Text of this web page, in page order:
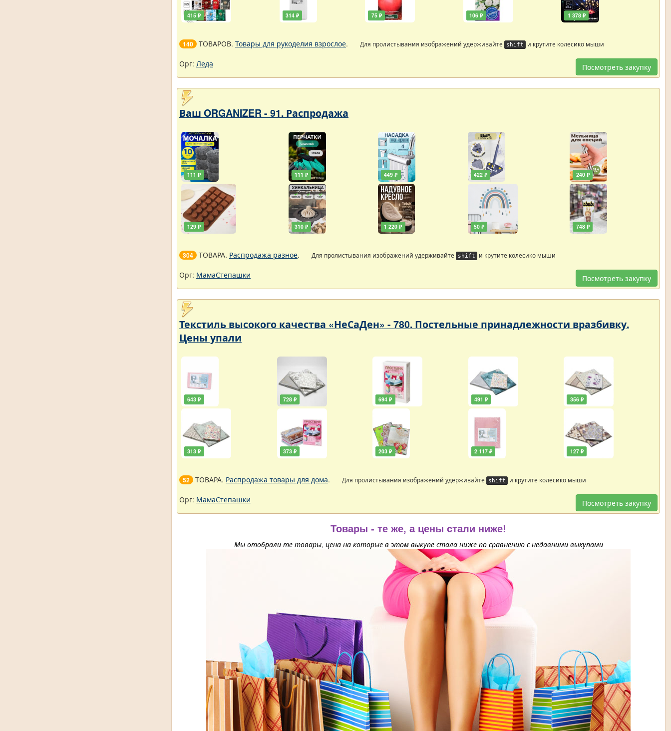
415 ₽ 314 ₽ 75 ₽ 106 ₽ 1 378 ₽
140 ТОВАРОВ. Товары для рукоделия взрослое. Для пролистывания изображений удерживайте shift и крутите колесико мыши
Посмотреть закупку
Орг: Леда
Ваш ORGANIZER - 91. Распродажа
111 ₽
129 ₽
111 ₽
310 ₽
449 ₽
1 220 ₽
422 ₽
50 ₽
240 ₽
748 ₽
304 ТОВАРА. Распродажа разное. Для пролистывания изображений удерживайте shift и крутите колесико мыши
Посмотреть закупку
Орг: МамаСтепашки
Текстиль высокого качества «НеСаДен» - 780. Постельные принадлежности вразбивку.
Цены упали
643 ₽
313 ₽
728 ₽
373 ₽
694 ₽
203 ₽
491 ₽
2 117 ₽
356 ₽
127 ₽
52 ТОВАРА. Распродажа товары для дома. Для пролистывания изображений удерживайте shift и крутите колесико мыши
Посмотреть закупку
Орг: МамаСтепашки
Товары - те же, а цены стали ниже!
Мы отобрали те товары, цена на которые в этом выкупе стала ниже по сравнению с недавними выкупами